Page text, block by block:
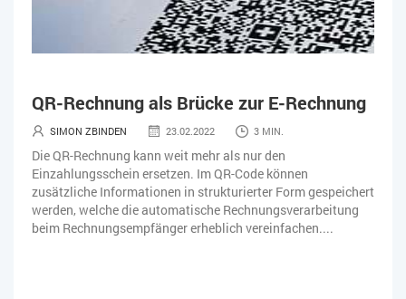
IT AUS- UND WEITERBILDUNG IT-INFRASTRUKTUR
KÜNSTLICHE INTELLIGENZ LOGISTIK LOHN
MACHINE LEARNING MANAGEMENT & FÜHRUNG
MARKETING MOBILE ONLINE-MARKETING
OPEN SOURCE PIM PROJEKTMANAGEMENT
QR-Rechnung als Brücke zur E-Rechnung
SIMON ZBINDEN 23.02.2022 3 MIN.
Die QR-Rechnung kann weit mehr als nur den
Einzahlungsschein ersetzen. Im QR-Code können
zusätzliche Informationen in strukturierter Form gespeichert
werden, welche die automatische Rechnungsverarbeitung
beim Rechnungsempfänger erheblich vereinfachen....